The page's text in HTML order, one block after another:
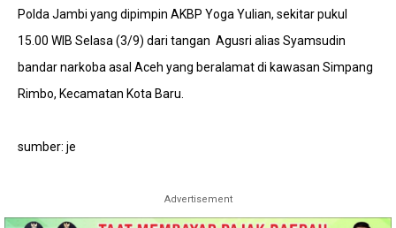
Polda Jambi yang dipimpin AKBP Yoga Yulian, sekitar pukul
15.00 WIB Selasa (3/9) dari tangan Agusri alias Syamsudin
bandar narkoba asal Aceh yang beralamat di kawasan Simpang
Rimbo, Kecamatan Kota Baru.
sumber: je
Advertisement